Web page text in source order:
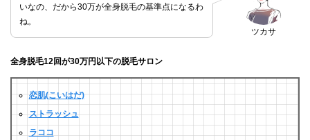
ツカサ
いなの、だから30万が全身脱毛の基準点になるわ
ね。
全身脱毛12回が30万円以下の脱毛サロン
恋肌(こいはだ)
ストラッシュ
ラココ